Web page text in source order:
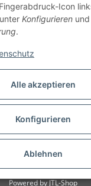
Alle akzeptieren
Konfigurieren
Ablehnen
Icon
Konfigurieren
.
Vertrag widerrufen
USt., zzgl.Versand
Powered byJTL-Shop